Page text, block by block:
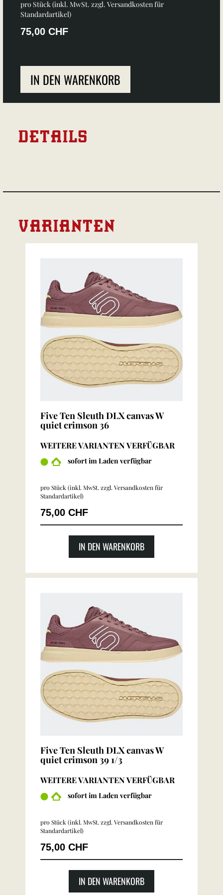
pro Stück (inkl. MwSt. zzgl. Versandkosten für
Standardartikel)
75,00 CHF
IN DEN WARENKORB
DETAILS
VARIANTEN
Five Ten Sleuth DLX canvas W
quiet crimson 36
WEITERE VARIANTEN VERFÜGBAR
sofort im Laden verfügbar
pro Stück (inkl. MwSt. zzgl. Versandkosten für
Standardartikel)
75,00 CHF
IN DEN WARENKORB
Five Ten Sleuth DLX canvas W
quiet crimson 39 1/3
WEITERE VARIANTEN VERFÜGBAR
sofort im Laden verfügbar
pro Stück (inkl. MwSt. zzgl. Versandkosten für
Standardartikel)
75,00 CHF
IN DEN WARENKORB